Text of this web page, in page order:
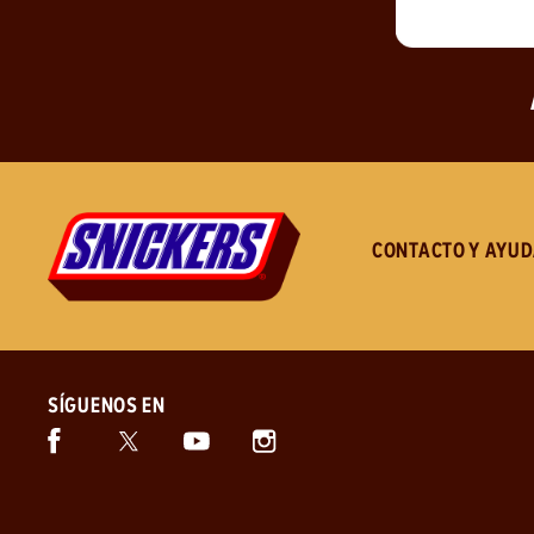
CONTACTO Y
SÍGUENOS EN
Facebook (se abre en una ventana nueva)
Twitter (se abre en una ventana nueva)
Snickers (se abre en una ventana nueva)
Instagram (se abre en una ventana